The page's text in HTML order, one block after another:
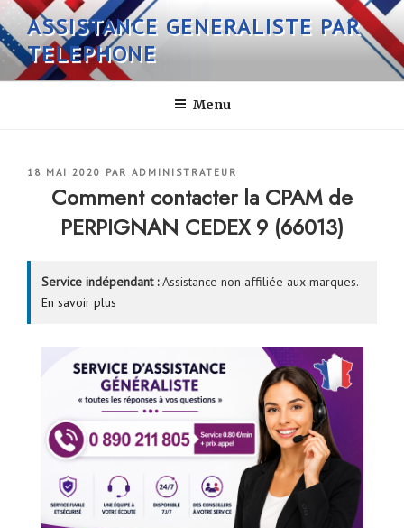
Aller
au
contenu
principal
ASSISTANCE GENERALISTE PAR
TELEPHONE
Menu
PUBLIÉ
18 MAI 2020 PAR ADMINISTRATEUR
Comment contacter la CPAM de
PERPIGNAN CEDEX 9 (66013)
Service indépendant :Assistance non affiliée aux marques.
En savoir plus